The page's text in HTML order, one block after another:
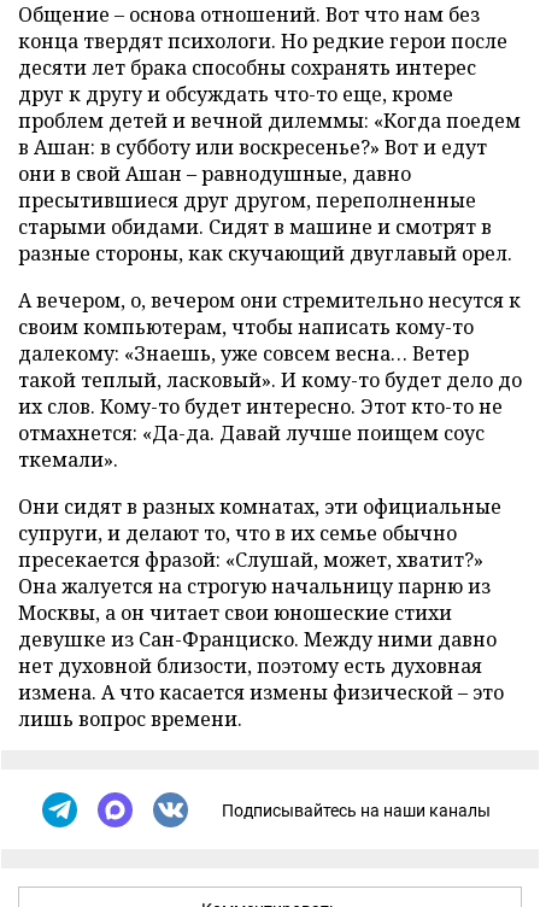
Общение – основа отношений. Вот что нам без
конца твердят психологи. Но редкие герои после
десяти лет брака способны сохранять интерес
друг к другу и обсуждать что-то еще, кроме
проблем детей и вечной дилеммы: «Когда поедем
в Ашан: в субботу или воскресенье?» Вот и едут
они в свой Ашан – равнодушные, давно
пресытившиеся друг другом, переполненные
старыми обидами. Сидят в машине и смотрят в
разные стороны, как скучающий двуглавый орел.
А вечером, о, вечером они стремительно несутся к
своим компьютерам, чтобы написать кому-то
далекому: «Знаешь, уже совсем весна… Ветер
такой теплый, ласковый». И кому-то будет дело до
их слов. Кому-то будет интересно. Этот кто-то не
отмахнется: «Да-да. Давай лучше поищем соус
ткемали».
Они сидят в разных комнатах, эти официальные
супруги, и делают то, что в их семье обычно
пресекается фразой: «Слушай, может, хватит?»
Она жалуется на строгую начальницу парню из
Москвы, а он читает свои юношеские стихи
девушке из Сан-Франциско. Между ними давно
нет духовной близости, поэтому есть духовная
измена. А что касается измены физической – это
лишь вопрос времени.
Подписывайтесь на наши каналы